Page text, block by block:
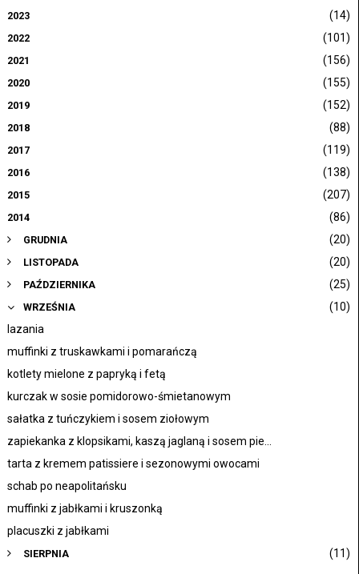
2023 (14)
2022 (101)
2021 (156)
2020 (155)
2019 (152)
2018 (88)
2017 (119)
2016 (138)
2015 (207)
2014 (86)
GRUDNIA (20)
LISTOPADA (20)
PAŹDZIERNIKA (25)
WRZEŚNIA
(10)
lazania
muffinki z truskawkami i pomarańczą
kotlety mielone z papryką i fetą
kurczak w sosie pomidorowo-śmietanowym
sałatka z tuńczykiem i sosem ziołowym
zapiekanka z klopsikami, kaszą jaglaną i sosem pie...
tarta z kremem patissiere i sezonowymi owocami
schab po neapolitańsku
muffinki z jabłkami i kruszonką
placuszki z jabłkami
SIERPNIA (11)